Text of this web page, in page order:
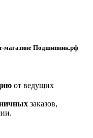
магазине Подшипник.рф
от ведущих
заказов,